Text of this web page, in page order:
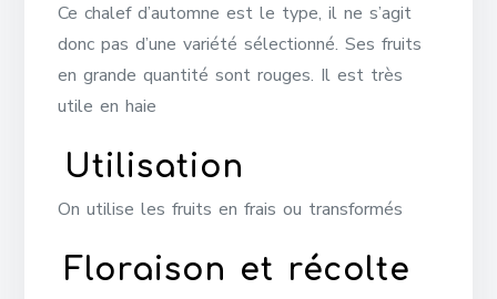
Ce chalef d’automne est le type, il ne s’agit
donc pas d’une variété sélectionné. Ses fruits
en grande quantité sont rouges. Il est très
utile en haie
Utilisation
On utilise les fruits en frais ou transformés
Floraison et récolte